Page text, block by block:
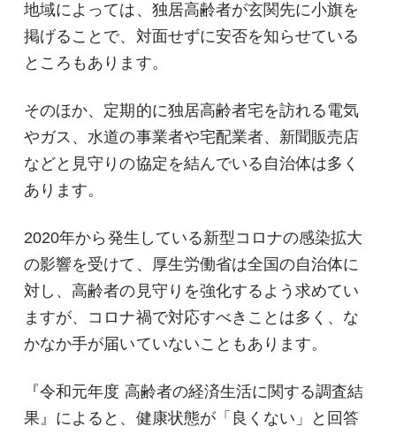
地域によっては、独居高齢者が玄関先に小旗を
掲げることで、対面せずに安否を知らせている
ところもあります。
そのほか、定期的に独居高齢者宅を訪れる電気
やガス、水道の事業者や宅配業者、新聞販売店
などと見守りの協定を結んでいる自治体は多く
あります。
2020年から発生している新型コロナの感染拡大
の影響を受けて、厚生労働省は全国の自治体に
対し、高齢者の見守りを強化するよう求めてい
ますが、コロナ禍で対応すべきことは多く、な
かなか手が届いていないこともあります。
『令和元年度 高齢者の経済生活に関する調査結
果』によると、健康状態が「良くない」と回答